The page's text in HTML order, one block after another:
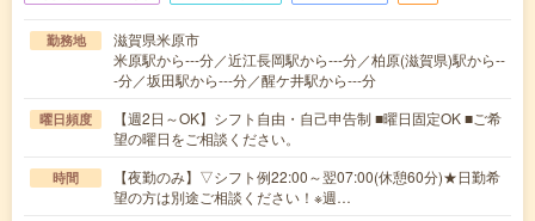
勤務地
滋賀県米原市
米原駅から---分／近江長岡駅から---分／柏原(滋賀県)駅から--
-分／坂田駅から---分／醒ケ井駅から---分
曜日頻度
【週2日～OK】シフト自由・自己申告制 ■曜日固定OK ■ご希
望の曜日をご相談ください。
時間
【夜勤のみ】▽シフト例22:00～翌07:00(休憩60分)★日勤希
望の方は別途ご相談ください！※週…